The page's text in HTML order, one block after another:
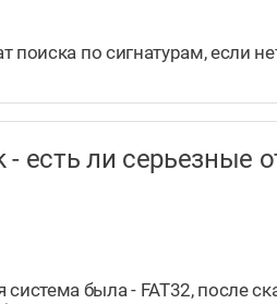
поиска по сигнатурам, если
- есть ли серьезные
система была - FAT32, после